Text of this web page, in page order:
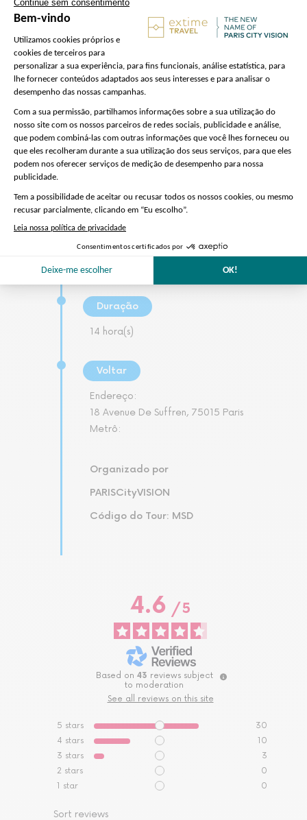
Saída
75015 Paris – Encontre o nosso
embaixador da Extime Travel
Metrô:
Bir Hakeim
, Champ de Mars
Tour Eiffel
Duração
14 hora(s)
Voltar
Endereço:
18 Avenue De Suffren, 75015 Paris
Metrô:
Organizado por
PARISCityVISION
Código do Tour: MSD
4.6/ 5
Based on 43 reviews subject
to moderation
See all reviews on this site
5 stars
30
4 stars
10
3 stars
3
2 stars
0
1 star 0
Sort reviews